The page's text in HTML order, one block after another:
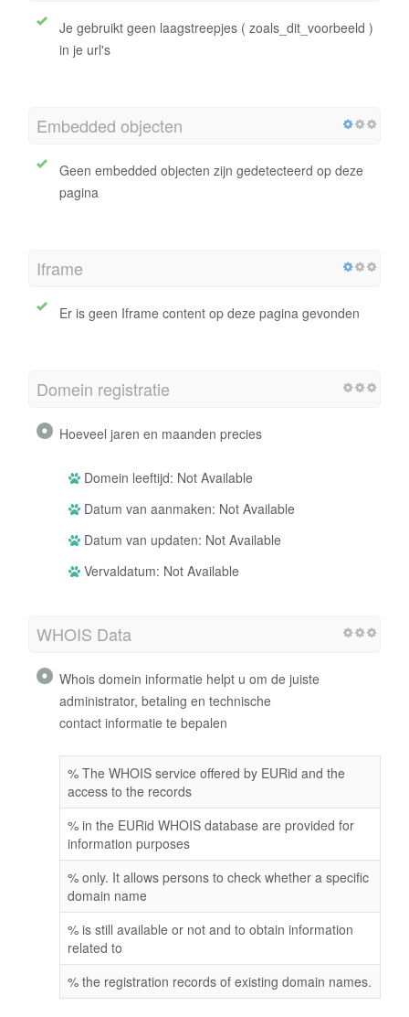
Je gebruikt geen laagstreepjes ( zoals_dit_voorbeeld )
in je url's
Embedded objecten
Geen embedded objecten zijn gedetecteerd op deze
pagina
Iframe
Er is geen Iframe content op deze pagina gevonden
Domein registratie
Hoeveel jaren en maanden precies
Domein leeftijd: Not Available
Datum van aanmaken: Not Available
Datum van updaten: Not Available
Vervaldatum: Not Available
WHOIS Data
Whois domein informatie helpt u om de juiste
administrator, betaling en technische
contact informatie te bepalen
% The WHOIS service offered by EURid and the
access to the records
% in the EURid WHOIS database are provided for
information purposes
% only. It allows persons to check whether a specific
domain name
% is still available or not and to obtain information
related to
% the registration records of existing domain names.